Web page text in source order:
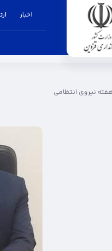
اخبار
نیروی انتظامی -
نیروی انتظامی